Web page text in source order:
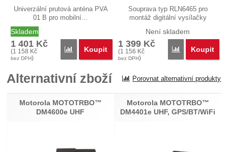
Univerzální prutová anténa PVA
01 B pro mobilní…
Skladem
1 401 Kč
(1 158 Kč
bez DPH)
Porovnat
Koupit
Souprava typ RLN6465 pro
montáž digitální vysílačky
Není skladem
1 399 Kč
(1 156 Kč
bez DPH)
Porovnat
Koupit
Alternativní zboží Porovnat alternativní produkty
Motorola MOTOTRBO™
DM4600e UHF
Motorola MOTOTRBO™
DM4401e UHF, GPS/BT/WiFi